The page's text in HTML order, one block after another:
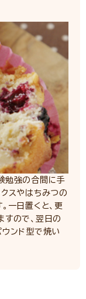
勉強の合間に手
スやはちみつの
一日置くと、更
すので、翌日の
ウンド型で焼い